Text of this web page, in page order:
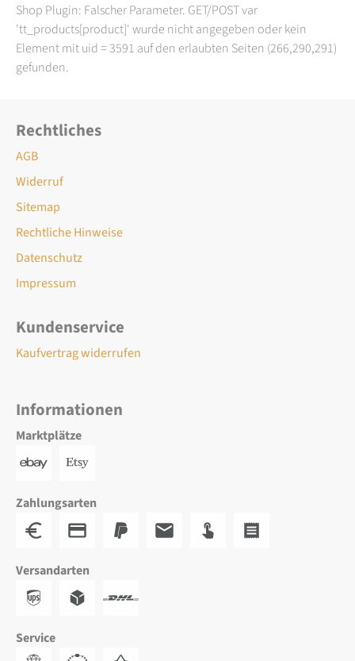
Shop Plugin: Falscher Parameter. GET/POST var
'tt_products[product]' wurde nicht angegeben oder kein
Element mit uid = 3591 auf den erlaubten Seiten (266,290,291)
gefunden.
Rechtliches
AGB
Widerruf
Sitemap
Rechtliche Hinweise
Datenschutz
Impressum
Kundenservice
Kaufvertrag widerrufen
Informationen
Marktplätze
Zahlungsarten
Versandarten
Service